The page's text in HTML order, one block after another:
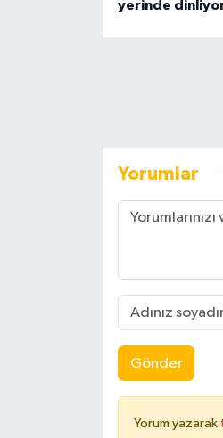
yerinde
Yorumlar
Gönder
Yorum yazarak